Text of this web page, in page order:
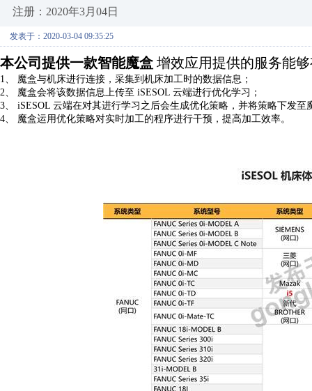
注册：2020年3月04日
发表于：2020-03-04 09:35:25
本公司提供一款智能魔盒 增效应用提供的服务能
1
、 魔盒与机床进行连接，采集到机床加工时的数据信息；
2 、 魔盒会将该数据信息上传至 iSESOL 云端进行优化学习；
3
iSESOL 云端在对其进行学习之后会生成优化策略，并将策略下发至
4 、 魔盒运用优化策略对实时加工的程序进行干预，提高加工效率。